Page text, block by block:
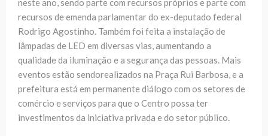
recursos de emenda parlamentar do ex-deputado federal
Rodrigo Agostinho. Também foi feita a instalação de
lâmpadas de LED em diversas vias, aumentando a
qualidade da iluminação e a segurança das pessoas. Mais
eventos estão sendorealizados na Praça Rui Barbosa, e a
prefeitura está em permanente diálogo com os setores de
comércio e serviços para que o Centro possa ter
investimentos da iniciativa privada e do setor público.